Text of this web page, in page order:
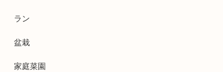
ラン
盆栽
家庭菜園